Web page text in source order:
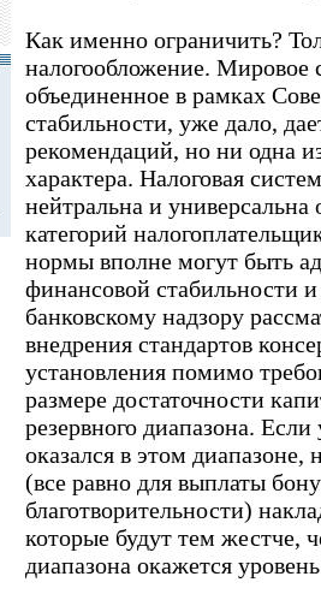
Как именно ограничить?
налогообложение. Мировое
объединенное в рамках
стабильности, уже дало,
рекомендаций, но ни одна
характера. Налоговая
нейтральна и универсальна
категорий
нормы вполне могут быть
финансовой стабильности
банковскому надзору
внедрения стандартов
установления помимо
размере достаточности
резервного диапазона.
оказался в этом
(все равно для выплаты
благотворительности)
которые будут тем жестче,
диапазона окажется